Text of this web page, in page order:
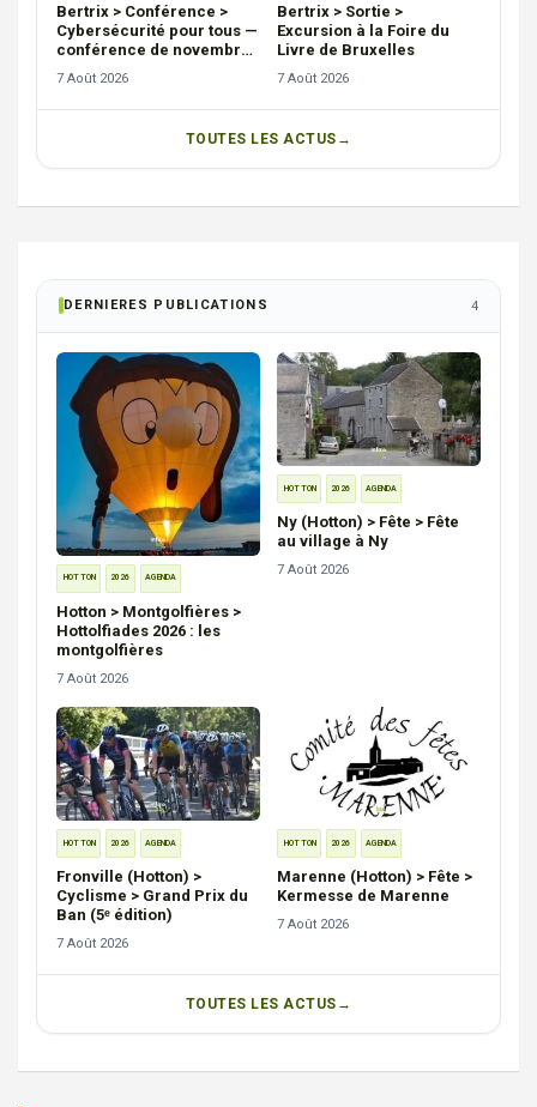
Bertrix > Conférence >
Cybersécurité pour tous —
conférence de novembre
7 Août 2026
Bertrix > Sortie >
Excursion à la Foire du
Livre de Bruxelles
7 Août 2026
TOUTES LES ACTUS
DERNIERES PUBLICATIONS 4
HOTTON 2026 AGENDA
Hotton > Montgolfières >
Hottolfiades 2026 : les
montgolfières
7 Août 2026
HOTTON 2026 AGENDA
Ny (Hotton) > Fête > Fête
au village à Ny
7 Août 2026
HOTTON 2026 AGENDA
Fronville (Hotton) >
Cyclisme > Grand Prix du
Ban (5ᵉ édition)
7 Août 2026
HOTTON 2026 AGENDA
Marenne (Hotton) > Fête >
Kermesse de Marenne
7 Août 2026
TOUTES LES ACTUS